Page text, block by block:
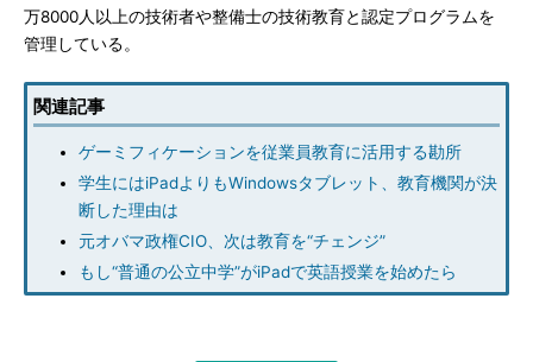
万8000人以上の技術者や整備士の技術教育と認定プログラムを
管理している。
関連記事
ゲーミフィケーションを従業員教育に活用する勘所
学生にはiPadよりもWindowsタブレット、教育機関が決
断した理由は
元オバマ政権CIO、次は教育を“チェンジ”
もし“普通の公立中学”がiPadで英語授業を始めたら